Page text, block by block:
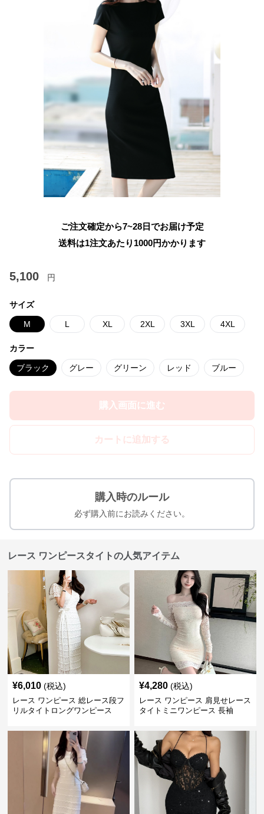
ご注文確定から7~28日でお届け予定
送料は1注文あたり 1000円かかります
5,100 円
サイズ
M L XL 2XL 3XL 4XL
カラー
ブラック グレー グリーン レッド ブルー
購入画面に進む
カートに追加する
購入時のルール
必ず購入前にお読みください。
レース ワンピースタイトの人気アイテム
¥6,010 (税込)
レース ワンピース 総レース段フ
リルタイトロングワンピース
¥4,280 (税込)
レース ワンピース 肩見せレース
タイトミニワンピース 長袖